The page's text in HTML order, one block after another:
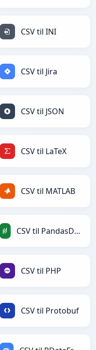
CSV til INI
CSV til Jira
CSV til JSON
CSV til LaTeX
CSV til MATLAB
CSV til PandasDataFrame
CSV til PHP
CSV til Protobuf